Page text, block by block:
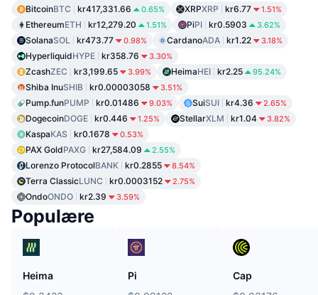
BitcoinBTC kr417,331.66 0.65% XRPXRP kr6.77 1.51%
EthereumETH kr12,279.20 1.51% PiPI kr0.5903 3.62%
SolanaSOL kr473.77 0.98% CardanoADA kr1.22 3.18%
HyperliquidHYPE kr358.76 3.30%
ZcashZEC kr3,199.65 3.99% HeimaHEI kr2.25 95.24%
Shiba InuSHIB kr0.00003058 3.51%
Pump.funPUMP kr0.01486 9.03% SuiSUI kr4.36 2.65%
DogecoinDOGE kr0.446 1.25% StellarXLM kr1.04 3.82%
KaspaKAS kr0.1678 0.53%
PAX GoldPAXG kr27,584.09 2.55%
Lorenzo ProtocolBANK kr0.2855 8.54%
Terra ClassicLUNC kr0.0003152 2.75%
OndoONDO kr2.39 3.59%
Populære
Heima
Pi
Cap